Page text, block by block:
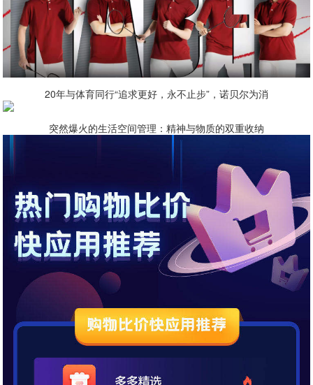
20年与体育同行“追求更好，永不止步”，诺贝尔为消
突然爆火的生活空间管理：精神与物质的双重收纳